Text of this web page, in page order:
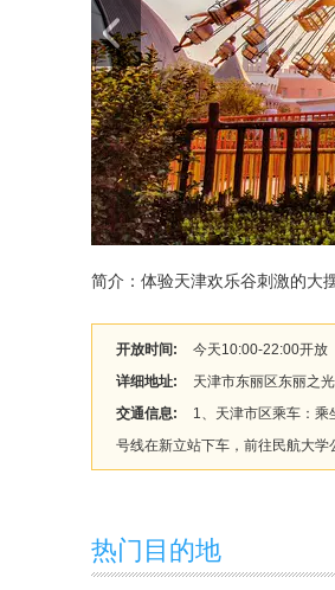
简介：体验天津欢乐谷刺激的大
开放时间:
今天10:00-22:00开放
详细地址:
天津市东丽区东丽之
交通信息:
1、天津市区乘车：
号线在新立站下车，前往民航大学
热门目的地